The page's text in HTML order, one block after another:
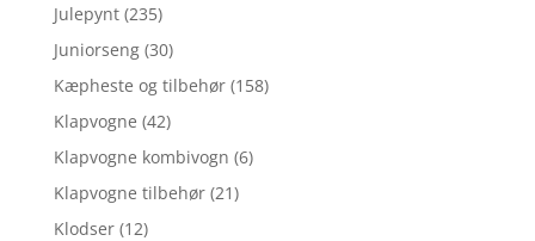
Julepynt (235)
Juniorseng (30)
Kæpheste og tilbehør (158)
Klapvogne (42)
Klapvogne kombivogn (6)
Klapvogne tilbehør (21)
Klodser (12)